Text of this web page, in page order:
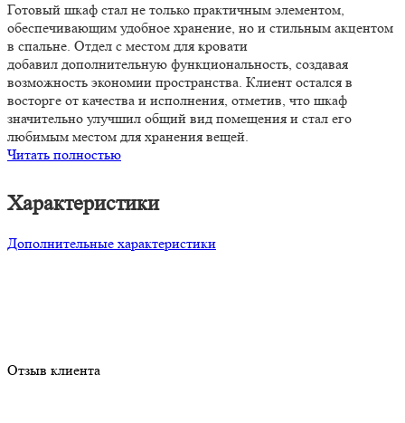
Готовый шкаф стал не только практичным элементом,
обеспечивающим удобное хранение, но и стильным акцентом
в спальне. Отдел с местом для кровати
добавил дополнительную функциональность, создавая
возможность экономии пространства. Клиент остался в
восторге от качества и исполнения, отметив, что шкаф
значительно улучшил общий вид помещения и стал его
любимым местом для хранения вещей.
Читать полностью
Характеристики
Дополнительные характеристики
Отзыв клиента